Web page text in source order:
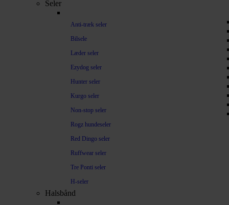
Seler
Anti-træk seler
Bilsele
Læder seler
Ezydog seler
Hunter seler
Kurgo seler
Non-stop seler
Rogz hundeseler
Red Dingo seler
Ruffwear seler
Tre Ponti seler
H-seler
Halsbånd